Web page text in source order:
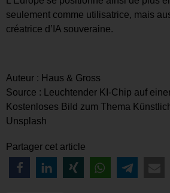
seulement comme utilisatrice, mais
créatrice d’IA souveraine.
Auteur : Haus & Gross
Source : Leuchtender KI-Chip auf
Kostenloses Bild zum Thema
Unsplash
Partager cet article